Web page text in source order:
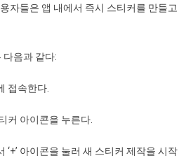
자들은 앱 내에서 즉시 스티커를 만들고
다음과 같다:
접속한다.
커 아이콘을 누른다.
‘+’ 아이콘을 눌러 새 스티커 제작을 시작